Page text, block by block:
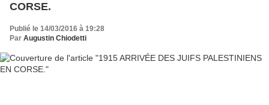
CORSE.
Publié le 14/03/2016 à 19:28
Par Augustin Chiodetti